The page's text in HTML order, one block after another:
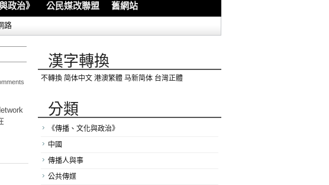
政治》 公民媒改聯盟 舊網站
路
漢字轉換
不轉換 简体中文 港澳繁體 马新简体 台灣正體
分類
《傳播、文化與政治》
中國
傳播人與事
公共傳媒